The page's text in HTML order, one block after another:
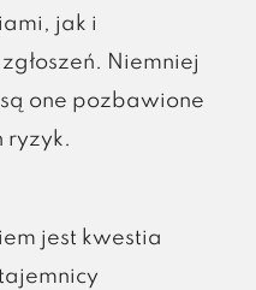
jak i
Niemniej
one pozbawione
ryzyk.
jest kwestia